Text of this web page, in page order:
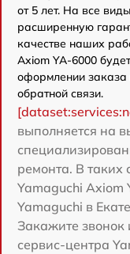
от 5 лет. На все
расширенную
качестве наших
Axiom YA-6000
оформлении заказа
обратной связи.
выполняется на
ремонта. В таких
Yamaguchi Axiom
Yamaguchi в
Закажите звонок
сервис-центра